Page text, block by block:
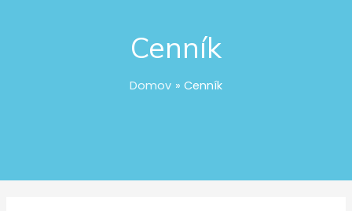
Cenník
Domov Cenník